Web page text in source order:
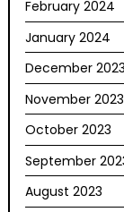
February 2024
January 2024
December 2023
November 2023
October 2023
September
August 2023